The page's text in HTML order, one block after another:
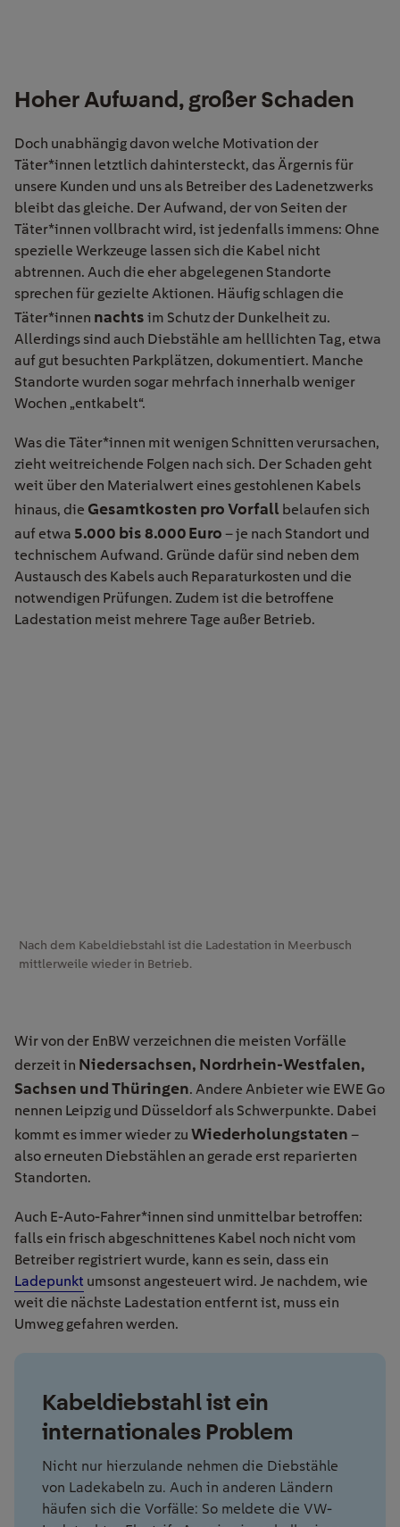
Hoher Aufwand, großer Schaden
Doch unabhängig davon welche Motivation der
Täter*innen letztlich dahintersteckt, das Ärgernis für
unsere Kunden und uns als Betreiber des Ladenetzwerks
bleibt das gleiche. Der Aufwand, der von Seiten der
Täter*innen vollbracht wird, ist jedenfalls immens: Ohne
spezielle Werkzeuge lassen sich die Kabel nicht
abtrennen. Auch die eher abgelegenen Standorte
sprechen für gezielte Aktionen. Häufig schlagen die
Täter*innen nachts im Schutz der Dunkelheit zu.
Allerdings sind auch Diebstähle am helllichten Tag, etwa
auf gut besuchten Parkplätzen, dokumentiert. Manche
Standorte wurden sogar mehrfach innerhalb weniger
Wochen „entkabelt“.
Was die Täter*innen mit wenigen Schnitten verursachen,
zieht weitreichende Folgen nach sich. Der Schaden geht
weit über den Materialwert eines gestohlenen Kabels
hinaus, die Gesamtkosten pro Vorfall belaufen sich
auf etwa 5.000 bis 8.000 Euro – je nach Standort und
technischem Aufwand. Gründe dafür sind neben dem
Austausch des Kabels auch Reparaturkosten und die
notwendigen Prüfungen. Zudem ist die betroffene
Ladestation meist mehrere Tage außer Betrieb.
Nach dem Kabeldiebstahl ist die Ladestation in Meerbusch
mittlerweile wieder in Betrieb.
Wir von der EnBW verzeichnen die meisten Vorfälle
derzeit in Niedersachsen, Nordrhein-Westfalen,
Sachsen und Thüringen. Andere Anbieter wie EWE Go
nennen Leipzig und Düsseldorf als Schwerpunkte. Dabei
kommt es immer wieder zu Wiederholungstaten –
also erneuten Diebstählen an gerade erst reparierten
Standorten.
Auch E-Auto-Fahrer*innen sind unmittelbar betroffen:
falls ein frisch abgeschnittenes Kabel noch nicht vom
Betreiber registriert wurde, kann es sein, dass ein
Ladepunkt umsonst angesteuert wird. Je nachdem, wie
weit die nächste Ladestation entfernt ist, muss ein
Umweg gefahren werden.
Kabeldiebstahl ist ein
internationales Problem
Nicht nur hierzulande nehmen die Diebstähle
von Ladekabeln zu. Auch in anderen Ländern
häufen sich die Vorfälle: So meldete die VW-